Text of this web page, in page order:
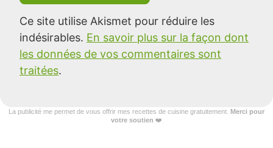
Ce site utilise Akismet pour réduire les
indésirables. En savoir plus sur la façon dont
les données de vos commentaires sont
traitées.
La publicité me permet de vous offrir mes recettes de cuisine gratuitement. Merci pour
votre soutien ❤️